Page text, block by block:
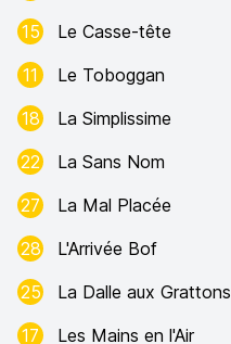
15
Le Casse-tête
11
Le Toboggan
18
La Simplissime
22
La Sans Nom
27
La Mal Placée
28
L'Arrivée Bof
25
La Dalle aux Grattons
17
Les Mains en l'Air